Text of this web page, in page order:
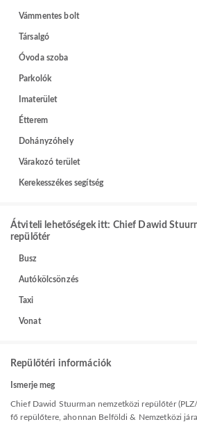
Vámmentes bolt
Társalgó
Óvoda szoba
Parkolók
Imaterület
Étterem
Dohányzóhely
Várakozó terület
Kerekesszékes segítség
Átviteli lehetőségek itt: Chief Dawid
repülőtér
Busz
Autókölcsönzés
Taxi
Vonat
Repülőtéri információk
Ismerje meg
Chief Dawid Stuurman nemzetközi repülőtér
fő repülőtere, ahonnan Belföldi & Nemzetközi